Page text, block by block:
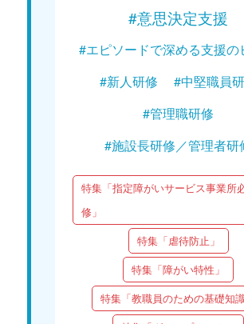
#意思決定支援
#エピソードで深める支援の
#新人研修
#中堅職員
#管理職研修
#施設長研修／管理者研
特集「指定障がいサービス事業所
修」
特集「虐待防止」
特集「障がい特性」
特集「教職員のための基礎知識